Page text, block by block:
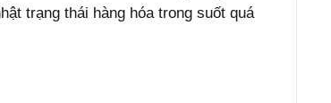
trạng thái hàng hóa trong suốt quá